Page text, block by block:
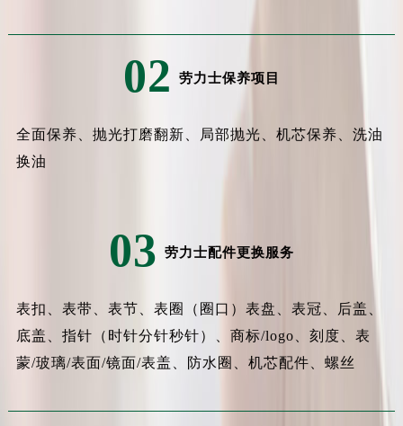
02 劳力士保养项目
全面保养、抛光打磨翻新、局部抛光、机芯保养、洗油
换油
03 劳力士配件更换服务
表扣、表带、表节、表圈（圈口）表盘、表冠、后盖、
底盖、指针（时针分针秒针）、商标/logo、刻度、表
蒙/玻璃/表面/镜面/表盖、防水圈、机芯配件、螺丝